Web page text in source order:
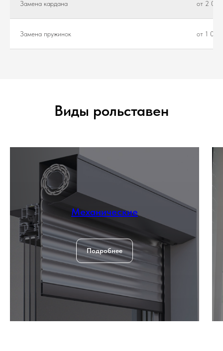
Замена кардана от 2
Замена пружинок от 1
Виды рольставен
Механические
Подробнее